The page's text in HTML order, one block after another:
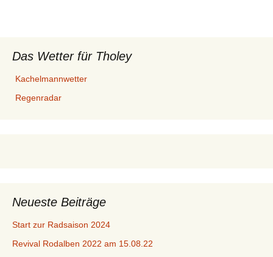
Das Wetter für Tholey
Kachelmannwetter
Regenradar
Neueste Beiträge
Start zur Radsaison 2024
Revival Rodalben 2022 am 15.08.22